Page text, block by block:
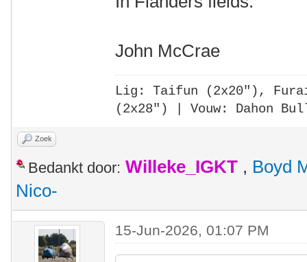
John McCrae
Lig: Taifun (2x20"),
(2x28")
| Vouw: Dahon
Zoek
Bedankt door: Willeke_IGKT , Boyd
Nico-
15-Jun-2026, 01:07 PM